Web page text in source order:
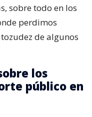
sobre todo en los
perdimos
de algunos
los
público en